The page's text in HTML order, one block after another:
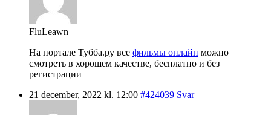
FluLeawn
На портале Тубба.ру все фильмы онлайн можно
смотреть в хорошем качестве, бесплатно и без
регистрации
21 december, 2022 kl. 12:00 #424039 Svar